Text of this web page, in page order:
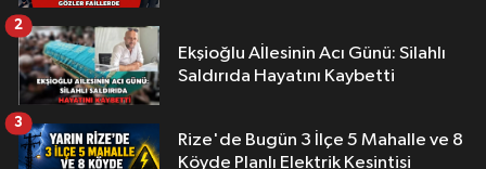
Ekşioğlu Aİlesinin Acı Günü: Silahlı
Saldırıda Hayatını Kaybetti
2
Rize'de Bugün 3 İlçe 5 Mahalle ve 8
Köyde Planlı Elektrik Kesintisi
3